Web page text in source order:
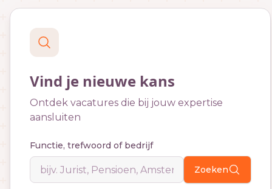
Vind je nieuwe kans
Ontdek vacatures die bij jouw expertise
aansluiten
Functie, trefwoord of bedrijf
Zoeken